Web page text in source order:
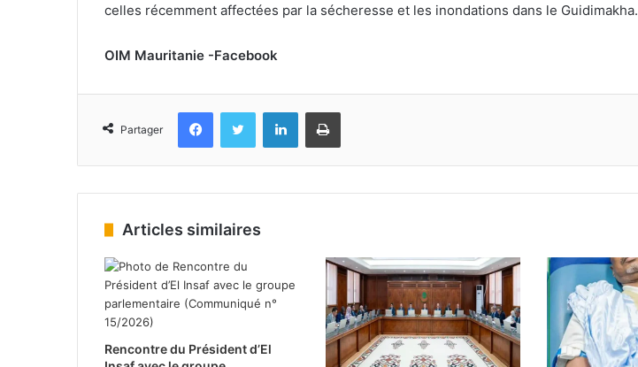
celles récemment affectées par la sécheresse et les inondations dans le Guidimakha.
OIM Mauritanie -Facebook
Partager
FacebookTwitter LinkedinImprimer
Articles similaires
Rencontre du Président d’El